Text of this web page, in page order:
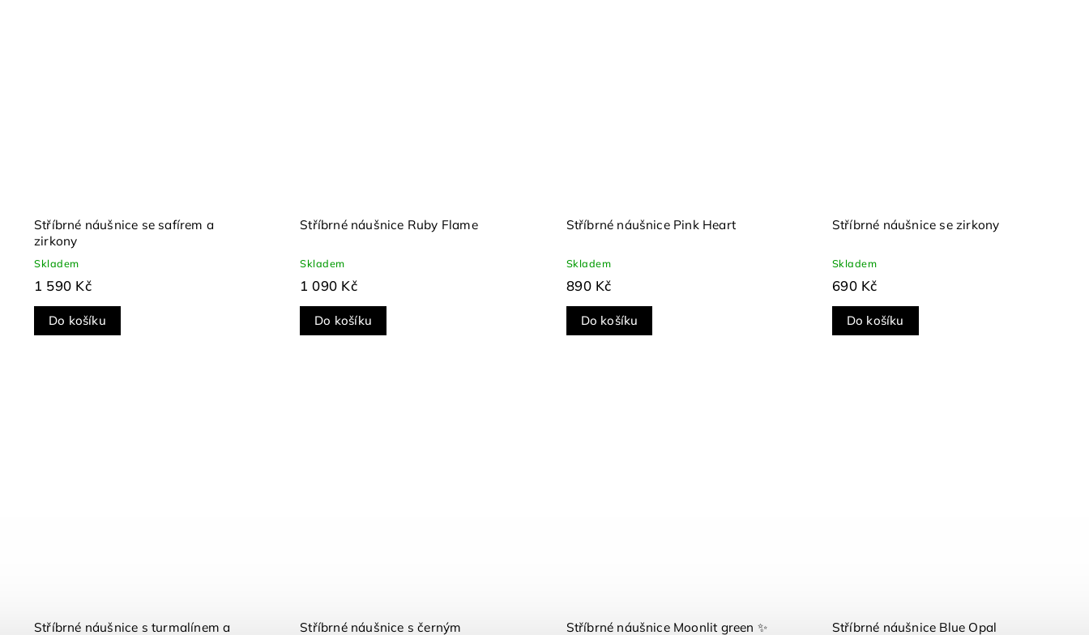
Stříbrné náušnice se safírem a
zirkony
Skladem
1 590 Kč
Do košíku
Stříbrné náušnice Ruby Flame
Skladem
1 090 Kč
Do košíku
Stříbrné náušnice Pink Heart
Skladem
890 Kč
Do košíku
Stříbrné náušnice se zirkony
Skladem
690 Kč
Do košíku
Stříbrné náušnice s turmalínem a Stříbrné náušnice s černým Stříbrné náušnice Moonlit green ✨ Stříbrné náušnice Blue Opal